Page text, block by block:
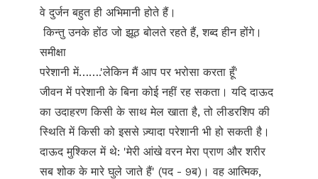
वे दुर्जन बहुत ही अभिमानी होते हैं।
किन्तु उनके होंठ जो झूठ बोलते रहते हैं, शब्द हीन होंगे।
समीक्षा
परेशानी में…….'लेकिन मैं आप पर भरोसा करता हूँ'
जीवन में परेशानी के बिना कोई नहीं रह सकता। यदि दाऊद
का उदाहरण किसी के साथ मेल खाता है, तो लीडरशिप की
स्थिति में किसी को इससे ज़्यादा परेशानी भी हो सकती है।
दाऊद मुश्किल में थे: 'मेरी आंखे वरन मेरा प्राण और शरीर
सब शोक के मारे घुले जाते हैं' (पद - 9ब)। वह आत्मिक,